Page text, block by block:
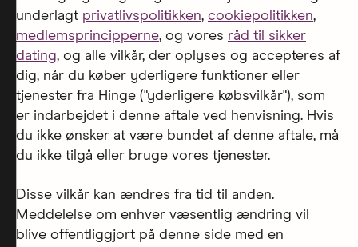
underlagt privatlivspolitikken, cookiepolitikken,
medlemsprincipperne, og vores råd til sikker
dating, og alle vilkår, der oplyses og accepteres af
dig, når du køber yderligere funktioner eller
tjenester fra Hinge ("yderligere købsvilkår"), som
er indarbejdet i denne aftale ved henvisning. Hvis
du ikke ønsker at være bundet af denne aftale, må
du ikke tilgå eller bruge vores tjenester.
Disse vilkår kan ændres fra tid til anden.
Meddelelse om enhver væsentlig ændring vil
blive offentliggjort på denne side med en